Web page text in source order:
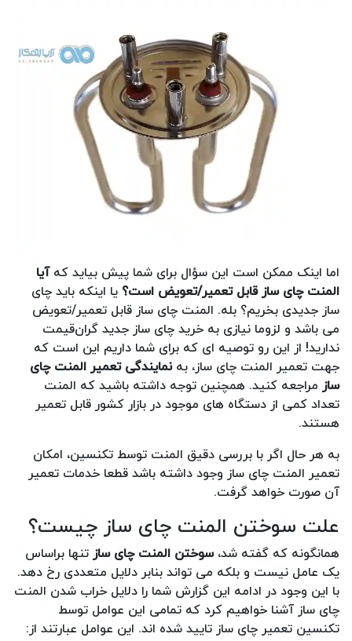
اما اینک ممکن است این سؤال برای شما پیش بیاید کهآیا
المنت چای ساز قابل تعمیر/تعویض است؟ یا اینکه باید چای
ساز جدیدی بخریم؟ بله. المنت چای ساز قابل تعمیر/تعویض
می باشد و لزوما نیازی به خرید چای ساز جدید گران‌قیمت
ندارید! از این رو توصیه ای که برای شما داریم این است که
جهت تعمیر المنت چای ساز، بهنمایندگی تعمیر المنت چای
ساز مراجعه کنید. همچنین توجه داشته باشید که المنت
تعداد کمی از دستگاه های موجود در بازار کشور قابل تعمیر
هستند.
به هر حال اگر با بررسی دقیق المنت توسط تکنسین، امکان
تعمیر المنت چای ساز وجود داشته باشد قطعا خدمات تعمیر
آن صورت خواهد گرفت.
علت سوختن المنت چای ساز چیست؟
همانگونه که گفته شد،سوختن المنت چای سازتنها براساس
یک عامل نیست و بلکه می تواند بنابر دلایل متعددی رخ دهد.
با این وجود در ادامه این گزارش شما را دلایل خراب شدن المنت
چای ساز آشنا خواهیم کرد که تمامی این عوامل توسط
تکنسین تعمیر چای ساز تایید شده اند. این عوامل عبارتند از: